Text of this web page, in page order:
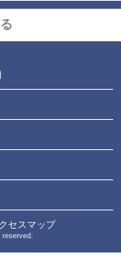
クセスマップ